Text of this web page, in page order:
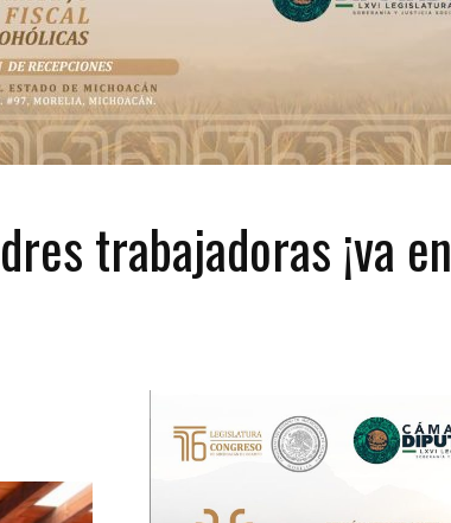
trabajadoras ¡va en